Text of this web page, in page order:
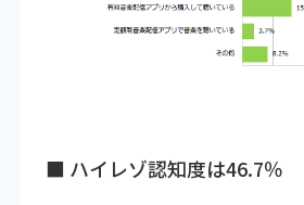
■ ハイレゾ認知度は46.7％